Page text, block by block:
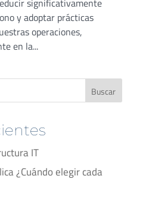
significativamente
y adoptar prácticas
operaciones,
en la...
Buscar
IT
¿Cuándo elegir cada